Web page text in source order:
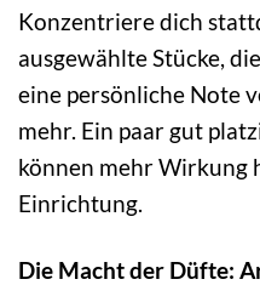
Konzentriere dich
ausgewählte Stücke,
eine persönliche Note
mehr. Ein paar gut
können mehr Wirkung
Einrichtung.
Die Macht der Düfte: